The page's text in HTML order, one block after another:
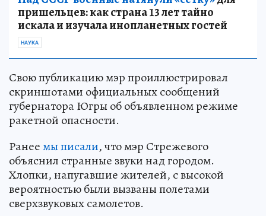
пришельцев: как страна 13 лет тайно
искала и изучала инопланетных гостей
НАУКА
Свою публикацию мэр проиллюстрировал
скриншотами официальных сообщений
губернатора Югры об объявленном режиме
ракетной опасности.
Ранеемы писали, что мэр Стрежевого
объяснил странные звуки над городом.
Хлопки, напугавшие жителей, с высокой
вероятностью были вызваны полетами
сверхзвуковых самолетов.